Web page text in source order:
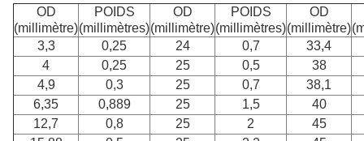
OD
(millimètre)
POIDS
(millimètres)
OD
(millimètre)
POIDS
(millimètres)
OD
(millimètre)
3,3
0,25 24 0,7
33,4
4
0,25 25 0,5
38
4,9
0,3 25 0,7
38,1
6,35
0,889 25 1,5
40
12,7
0,8 25 2
45